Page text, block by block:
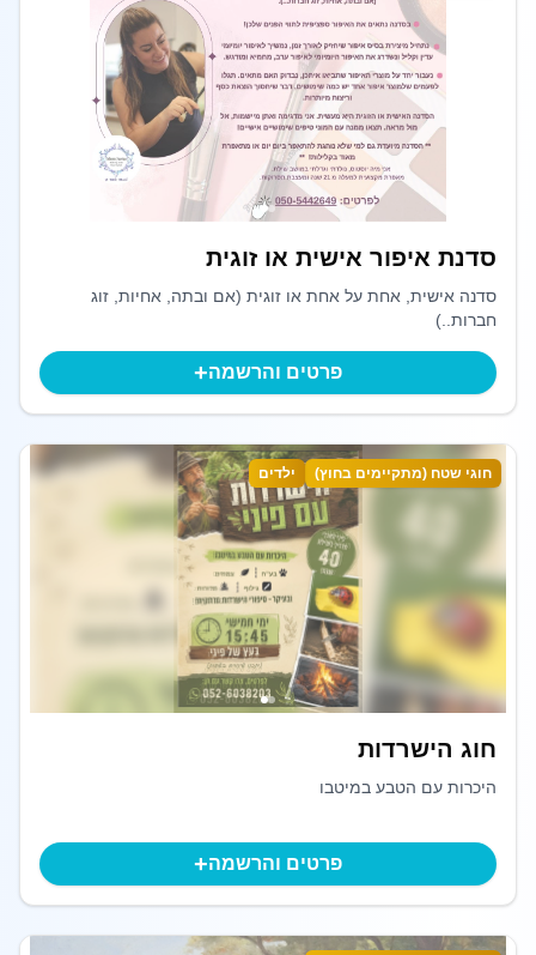
סדנת איפור אישית או זוגית
סדנה אישית, אחת על אחת או זוגית (אם ובתה, אחיות, זוג
חברות..)
פרטים והרשמה+
חוגי שטח (מתקיימים בחוץ) ילדים
חוג הישרדות
היכרות עם הטבע במיטבו
פרטים והרשמה+